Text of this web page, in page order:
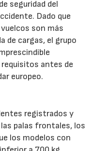
seguridad del
Dado que
son más
de cargas, el grupo
antes de
europeo.
registrados y
palas frontales, los
los modelos con